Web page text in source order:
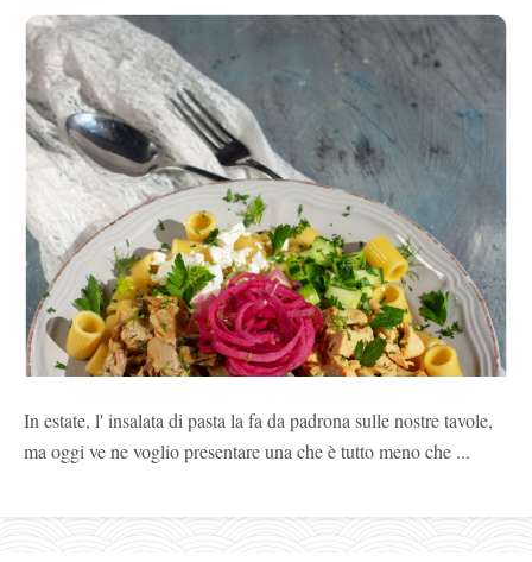
In estate, l' insalata di pasta la fa da padrona sulle nostre tavole,
ma oggi ve ne voglio presentare una che è tutto meno che ...